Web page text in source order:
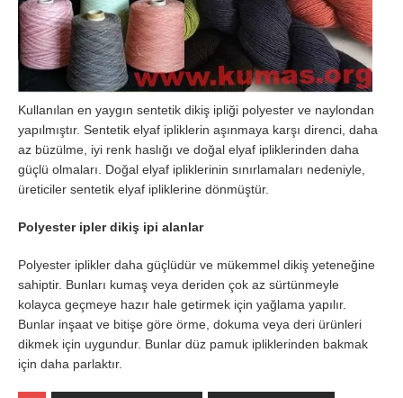
Kullanılan en yaygın sentetik dikiş ipliği polyester ve naylondan
yapılmıştır. Sentetik elyaf ipliklerin aşınmaya karşı direnci, daha
az büzülme, iyi renk haslığı ve doğal elyaf ipliklerinden daha
güçlü olmaları. Doğal elyaf ipliklerinin sınırlamaları nedeniyle,
üreticiler sentetik elyaf ipliklerine dönmüştür.
Polyester ipler dikiş ipi alanlar
Polyester iplikler daha güçlüdür ve mükemmel dikiş yeteneğine
sahiptir. Bunları kumaş veya deriden çok az sürtünmeyle
kolayca geçmeye hazır hale getirmek için yağlama yapılır.
Bunlar inşaat ve bitişe göre örme, dokuma veya deri ürünleri
dikmek için uygundur. Bunlar düz pamuk ipliklerinden bakmak
için daha parlaktır.